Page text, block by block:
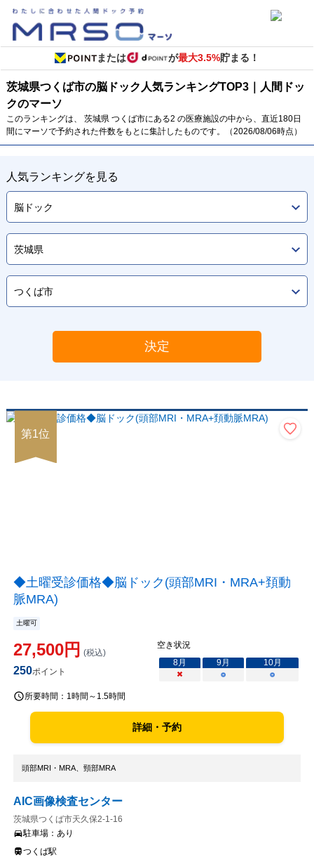
または が最大3.5%貯まる！
茨城県つくば市の脳ドック 人気ランキングTOP3｜人間ドッ
クのマーソ
このランキングは、 茨城県 つくば市にある2 の医療施設の中から、直近180日
間にマーソで予約された件数をもとに集計したものです。（2026/08/06時点）
人気ランキングを見る
決定
第1位
◆土曜受診価格◆脳ドック(頭部MRI・MRA+頚動
脈MRA)
土曜可
27,500円 (税込)
250ポイント
空き状況
8月 9月 10月
×
○ ○
所要時間： 1時間～1.5時間
詳細・予約
頭部MRI・MRA、頸部MRA
AIC画像検査センター
茨城県つくば市天久保2-1-16
駐車場： あり
つくば駅